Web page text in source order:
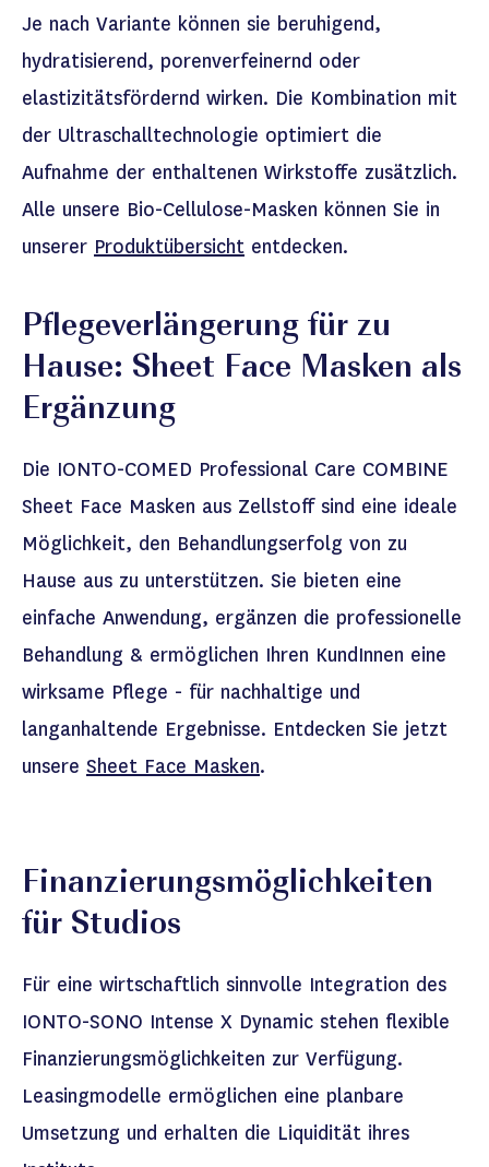
Je nach Variante können sie beruhigend,
hydratisierend, porenverfeinernd oder
elastizitätsfördernd wirken. Die Kombination mit
der Ultraschalltechnologie optimiert die
Aufnahme der enthaltenen Wirkstoffe zusätzlich.
Alle unsere Bio-Cellulose-Masken können Sie in
unserer Produktübersicht entdecken.
Pflegeverlängerung für zu
Hause: Sheet Face Masken als
Ergänzung
Die IONTO-COMED Professional Care COMBINE
Sheet Face Masken aus Zellstoff sind eine ideale
Möglichkeit, den Behandlungserfolg von zu
Hause aus zu unterstützen. Sie bieten eine
einfache Anwendung, ergänzen die professionelle
Behandlung & ermöglichen Ihren KundInnen eine
wirksame Pflege - für nachhaltige und
langanhaltende Ergebnisse. Entdecken Sie jetzt
unsere Sheet Face Masken.
Finanzierungsmöglichkeiten
für Studios
Für eine wirtschaftlich sinnvolle Integration des
IONTO-SONO Intense X Dynamic stehen flexible
Finanzierungsmöglichkeiten zur Verfügung.
Leasingmodelle ermöglichen eine planbare
Umsetzung und erhalten die Liquidität ihres